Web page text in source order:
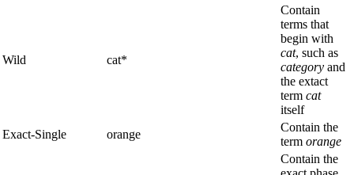
Wild cat*
Contain
terms that
begin with
cat, such as
category and
the extact
term cat
itself
Exact-Single
orange
Contain the
term orange
Contain the